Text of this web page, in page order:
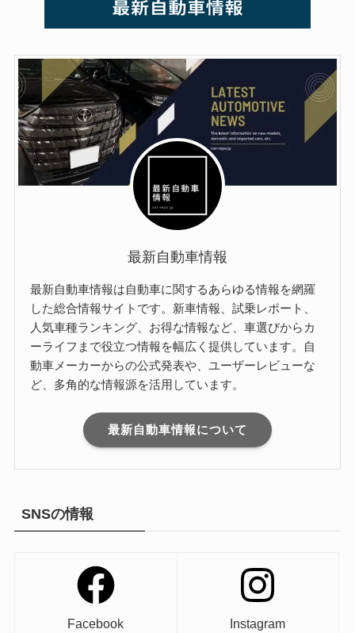
最新自動車情報
最新自動車情報は自動車に関するあらゆる情報を網羅
した総合情報サイトです。新車情報、試乗レポート、
人気車種ランキング、お得な情報など、車選びからカ
ーライフまで役立つ情報を幅広く提供しています。自
動車メーカーからの公式発表や、ユーザーレビューな
ど、多角的な情報源を活用しています。
最新自動車情報について
SNSの情報
Facebook Instagram